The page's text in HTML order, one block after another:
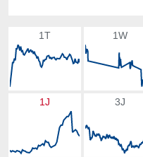
1T 1W
1J 3J